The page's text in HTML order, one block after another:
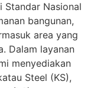
Standar Nasional
bangunan,
area yang
Dalam layanan
menyediakan
Steel (KS),